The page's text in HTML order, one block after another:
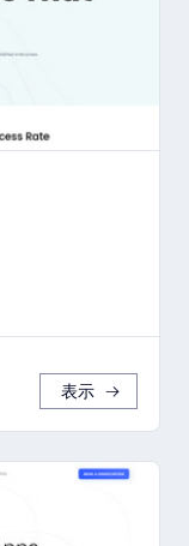
表示